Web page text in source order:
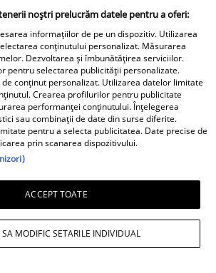
româncă arestată
Jolie de România” a
Louis Vuitton de peste
noștri prelucrăm datele pentru a oferi:
informațiilor de pe un dispozitiv. Utilizarea
conținutului personalizat. Măsurarea
Dezvoltarea și îmbunătățirea serviciilor.
pentru selectarea publicității personalizate.
conținut personalizat. Utilizarea datelor limitate
Crearea profilurilor pentru publicitate
performanței conținutului. Înțelegerea
sau combinații de date din surse diferite.
pentru a selecta publicitatea. Date precise de
prin scanarea dispozitivului.
ACCEPT TOATE
SA MODIFIC SETARILE INDIVIDUAL